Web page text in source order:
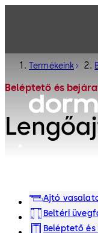
Termékeink
Beléptető és
Ajtó
Beltéri
Beléptető